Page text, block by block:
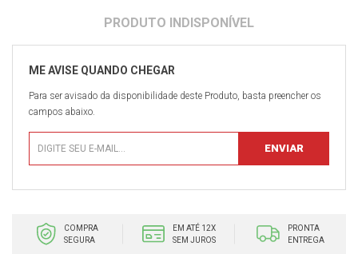
Para ser avisado da disponibilidade deste Produto, basta preencher os
campos abaixo.
COMPRA
SEGURA
EM ATÉ 12X
SEM JUROS
PRONTA
ENTREGA